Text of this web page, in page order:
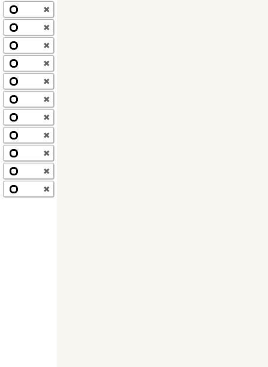
✖
✖
✖
✖
✖
✖
✖
✖
✖
✖
✖